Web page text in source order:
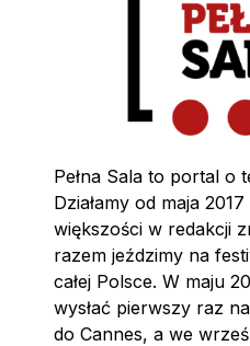
Pełna Sala to portal o
Działamy od maja
większości w redakcji
razem jeździmy na
całej Polsce. W maju
wysłać pierwszy raz
do Cannes, a we